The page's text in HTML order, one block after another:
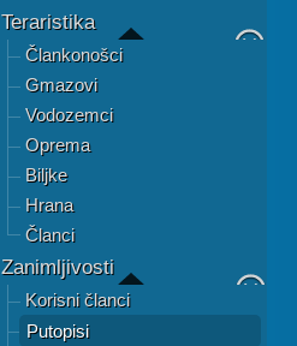
Teraristika
Člankonošci
Gmazovi
Vodozemci
Oprema
Biljke
Hrana
Članci
Zanimljivosti
Korisni članci
Putopisi